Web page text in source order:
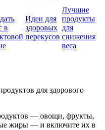
в
Идеи для
здоровых
перекусов
Лучшие
продукты
для
снижения
веса
для здорового
— овощи, фрукты,
жиры — и включите их в